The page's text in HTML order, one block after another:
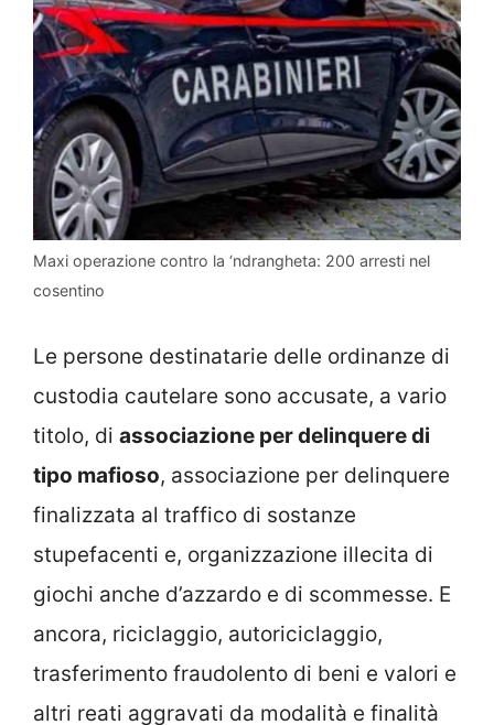
Maxi operazione contro la ‘ndrangheta: 200 arresti nel
cosentino
Le persone destinatarie delle ordinanze di
custodia cautelare sono accusate, a vario
titolo, di associazione per delinquere di
tipo mafioso, associazione per delinquere
finalizzata al traffico di sostanze
stupefacenti e, organizzazione illecita di
giochi anche d’azzardo e di scommesse. E
ancora, riciclaggio, autoriciclaggio,
trasferimento fraudolento di beni e valori e
altri reati aggravati da modalità e finalità